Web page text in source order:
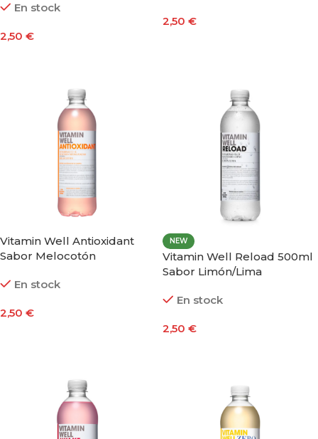
En stock
2,50 €
2,50 €
Vitamin Well Antioxidant
Sabor Melocotón
En stock
2,50 €
NEW
Vitamin Well Reload 500ml
Sabor Limón/Lima
En stock
2,50 €